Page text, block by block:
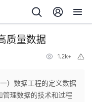
质量数据
1.2k+
）数据工程的定义数据
管理数据的技术和过程